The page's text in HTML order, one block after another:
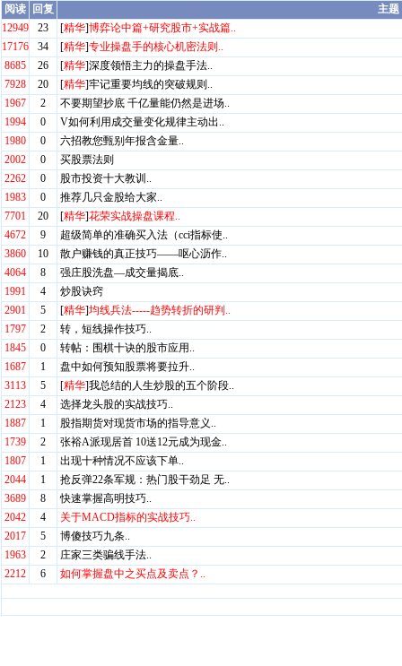
阅读 回复
主题
12949
23 [精华]博弈论中篇+研究股市+实战篇..
17176
34 [精华]专业操盘手的核心机密法则..
8685
26 [精华]深度领悟主力的操盘手法..
7928
20 [精华]牢记重要均线的突破规则..
1967
2
不要期望抄底 千亿量能仍然是进场..
1994
0
V如何利用成交量变化规律主动出..
1980
0
六招教您甄别年报含金量..
2002
0
买股票法则
2262
0
股市投资十大教训..
1983
0
推荐几只金股给大家..
7701
20 [精华]花荣实战操盘课程..
4672
9
超级简单的准确买入法（cci指标使..
3860
10
散户赚钱的真正技巧——呕心沥作..
4064
8
强庄股洗盘—成交量揭底..
1991
4
炒股诀窍
2901
5 [精华]均线兵法-----趋势转折的研判..
1797
2
转，短线操作技巧..
1845
0
转帖：围棋十诀的股市应用..
1687
1
盘中如何预知股票将要拉升..
3113
5 [精华]我总结的人生炒股的五个阶段..
2123
4
选择龙头股的实战技巧..
1887
1
股指期货对现货市场的指导意义..
1739
2
张裕A派现居首 10送12元成为现金..
1807
1
出现十种情况不应该下单..
2044
1
抢反弹22条军规：热门股干劲足 无..
3689
8
快速掌握高明技巧..
2042
4
关于MACD指标的实战技巧..
2017
5
博傻技巧九条..
1963
2
庄家三类骗线手法..
2212
6 如何掌握盘中之买点及卖点？..